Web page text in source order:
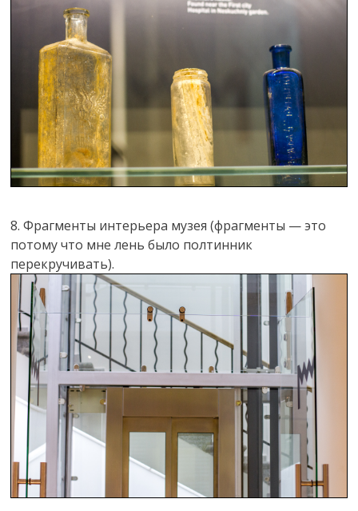
8. Фрагменты интерьера музея (фрагменты — это
потому что мне лень было полтинник
перекручивать).